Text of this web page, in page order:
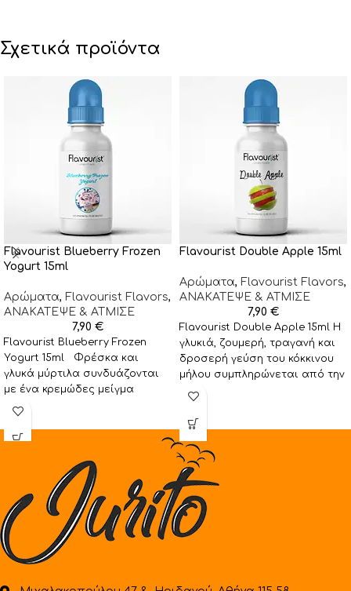
Σχετικά προϊόντα
Flavourist Blueberry Frozen
Yogurt 15ml
Αρώματα, Flavourist Flavors,
ΑΝΑΚΑΤΕΨΕ & ΑΤΜΙΣΕ
7,90 €
Flavourist Blueberry Frozen
Yogurt 15ml Φρέσκα και
γλυκά μύρτιλα συνδυάζονται
με ένα κρεμώδες μείγμα
παγωτό γιαούρτι
απολαυστικό
Flavourist Double Apple 15ml
Αρώματα, Flavourist Flavors,
ΑΝΑΚΑΤΕΨΕ & ΑΤΜΙΣΕ
7,90 €
Flavourist Double Apple 15ml Η
γλυκιά, ζουμερή, τραγανή και
δροσερή γεύση του κόκκινου
μήλου συμπληρώνεται από την
όξινη γεύση του